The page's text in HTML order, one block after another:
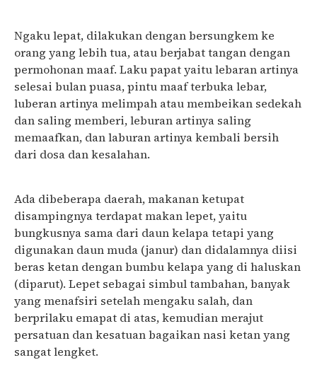
Ngaku lepat, dilakukan dengan bersungkem ke
orang yang lebih tua, atau berjabat tangan dengan
permohonan maaf. Laku papat yaitu lebaran artinya
selesai bulan puasa, pintu maaf terbuka lebar,
luberan artinya melimpah atau membeikan sedekah
dan saling memberi, leburan artinya saling
memaafkan, dan laburan artinya kembali bersih
dari dosa dan kesalahan.
Ada dibeberapa daerah, makanan ketupat
disampingnya terdapat makan lepet, yaitu
bungkusnya sama dari daun kelapa tetapi yang
digunakan daun muda (janur) dan didalamnya diisi
beras ketan dengan bumbu kelapa yang di haluskan
(diparut). Lepet sebagai simbul tambahan, banyak
yang menafsiri setelah mengaku salah, dan
berprilaku emapat di atas, kemudian merajut
persatuan dan kesatuan bagaikan nasi ketan yang
sangat lengket.